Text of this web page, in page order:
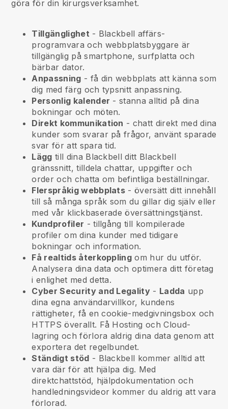
göra för din kirurgsverksamhet.
Tillgänglighet - Blackbell affärs-
programvara och webbplatsbyggare är
tillgänglig på smartphone, surfplatta och
bärbar dator.
Anpassning - få din webbplats att känna som
dig med färg och typsnitt anpassning.
Personlig kalender - stanna alltid på dina
bokningar och möten.
Direkt kommunikation - chatt direkt med dina
kunder som svarar på frågor, använt sparade
svar för att spara tid.
Lägg till dina Blackbell ditt Blackbell
gränssnitt, tilldela chattar, uppgifter och
order och chatta om befintliga beställningar.
Flerspråkig webbplats - översätt ditt innehåll
till så många språk som du gillar dig själv eller
med vår klickbaserade översättningstjänst.
Kundprofiler - tillgång till kompilerade
profiler om dina kunder med tidigare
bokningar och information.
Få realtids återkoppling om hur du utför.
Analysera dina data och optimera ditt företag
i enlighet med detta.
Cyber Security and Legality - Ladda upp
dina egna användarvillkor, kundens
rättigheter, få en cookie-medgivningsbox och
HTTPS överallt. Få Hosting och Cloud-
lagring och förlora aldrig dina data genom att
exportera det regelbundet.
Ständigt stöd - Blackbell kommer alltid att
vara där för att hjälpa dig. Med
direktchattstöd, hjälpdokumentation och
handledningsvideor kommer du aldrig att vara
förlorad.